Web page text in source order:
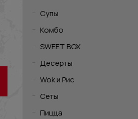
Супы
Комбо
SWEET BOX
Десерты
Wok и Рис
Сеты
Пицца